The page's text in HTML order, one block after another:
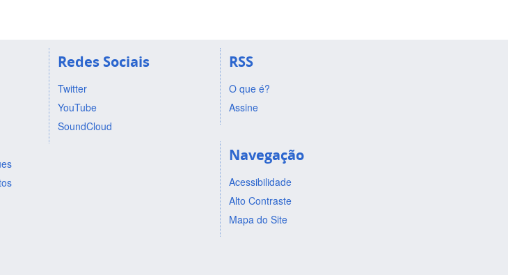
Redes Sociais
Twitter
YouTube
SoundCloud
RSS
O que é?
Assine
Navegação
Acessibilidade
Alto Contraste
Mapa do Site